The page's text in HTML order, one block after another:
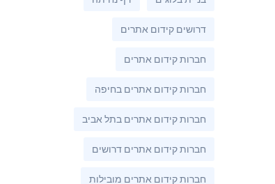
דרושים קידום אתרים
חברות קידום אתרים
חברות קידום אתרים בחיפה
חברות קידום אתרים בתל אביב
חברות קידום אתרים דרושים
חברות קידום אתרים מובילות